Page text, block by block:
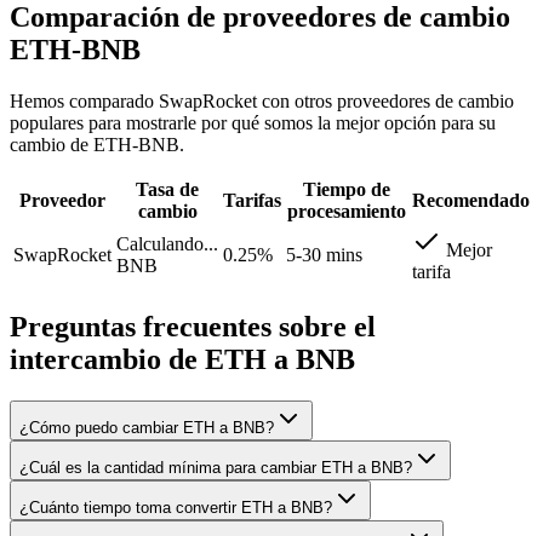
Comparación de proveedores de cambio
ETH-BNB
Hemos comparado SwapRocket con otros proveedores de cambio
populares para mostrarle por qué somos la mejor opción para su
cambio de ETH-BNB.
Proveedor
Tasa de
cambio
Tarifas
Tiempo de
procesamiento
Recomendado
SwapRocket
Calculando...
BNB
0.25% 5-30 mins
Mejor
tarifa
Preguntas frecuentes sobre el
intercambio de ETH a BNB
¿Cómo puedo cambiar ETH a BNB?
¿Cuál es la cantidad mínima para cambiar ETH a BNB?
¿Cuánto tiempo toma convertir ETH a BNB?